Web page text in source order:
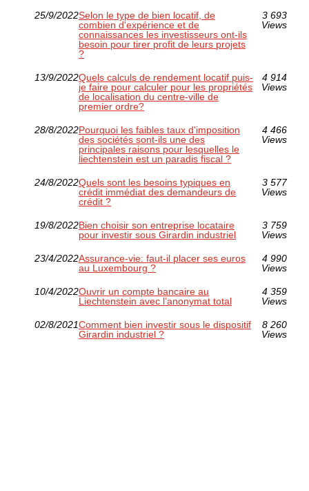
25/9/2022Selon le type de bien locatif, de
combien d'expérience et de
connaissances les investisseurs ont-ils
besoin pour tirer profit de leurs projets
?
3 693
Views
13/9/2022Quels calculs de rendement locatif puis-
je faire pour calculer pour les propriétés
de localisation du centre-ville de
premier ordre?
4 914
Views
28/8/2022Pourquoi les faibles taux d'imposition
des sociétés sont-ils une des
principales raisons pour lesquelles le
liechtenstein est un paradis fiscal ?
4 466
Views
24/8/2022Quels sont les besoins typiques en
crédit immédiat des demandeurs de
crédit ?
3 577
Views
19/8/2022Bien choisir son entreprise locataire
pour investir sous Girardin industriel
3 759
Views
23/4/2022Assurance-vie: faut-il placer ses euros
au Luxembourg ?
4 990
Views
10/4/2022Ouvrir un compte bancaire au
Liechtenstein avec l’anonymat total
4 359
Views
02/8/2021Comment bien investir sous le dispositif
Girardin industriel ?
8 260
Views